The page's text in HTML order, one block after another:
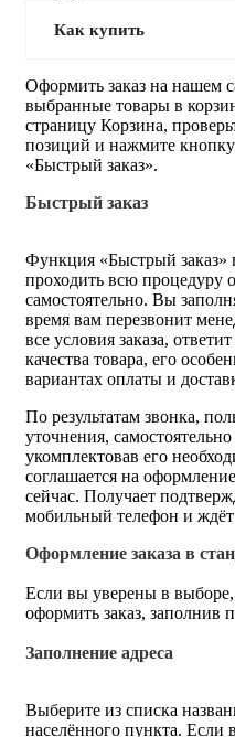
Как купить
Оформить заказ на нашем
выбранные товары в
страницу Корзина,
позиций и нажмите
«Быстрый заказ».
Быстрый заказ
Функция «Быстрый заказ»
проходить всю процедуру
самостоятельно. Вы
время вам перезвонит
все условия заказа,
качества товара, его
вариантах оплаты и
По результатам звонка,
уточнения,
укомплектовав его
соглашается на
сейчас. Получает
мобильный телефон и ждёт
Оформление заказа в
Если вы уверены в выборе,
оформить заказ, заполнив
Заполнение адреса
Выберите из списка
населённого пункта.